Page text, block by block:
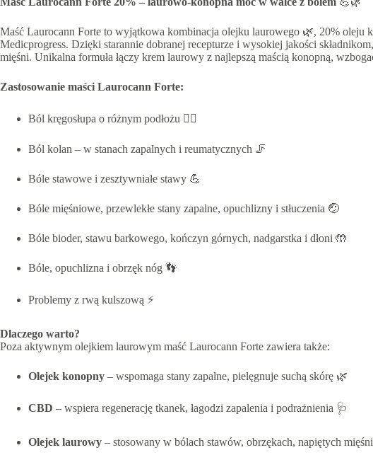
Maść Laurocann Forte to wyjątkowa kombinacja olejku laurowego 🌿, 20%
Medicprogress. Dzięki starannie dobranej recepturze i wysokiej jakości
mięśni. Unikalna formuła łączy krem laurowy z najlepszą maścią konopną,
Zastosowanie maści Laurocann Forte:
Ból kręgosłupa o różnym podłożu 🧑‍⚕️
Ból kolan – w stanach zapalnych i reumatycznych 🦵
Bóle stawowe i zesztywniałe stawy 💪
Bóle mięśniowe, przewlekłe stany zapalne, opuchlizny i stłuczenia 🤕
Bóle bioder, stawu barkowego, kończyn górnych, nadgarstka i dłoni 🤲
Bóle, opuchlizna i obrzęk nóg 👣
Problemy z rwą kulszową ⚡
Dlaczego warto?
Poza aktywnym olejkiem laurowym maść Laurocann Forte zawiera także:
Olejek konopny – wspomaga stany zapalne, pielęgnuje suchą skórę 🌿
CBD – wspiera regenerację tkanek, łagodzi zapalenia i podrażnienia 🩺
Olejek laurowy – stosowany w bólach stawów, obrzękach, napiętych